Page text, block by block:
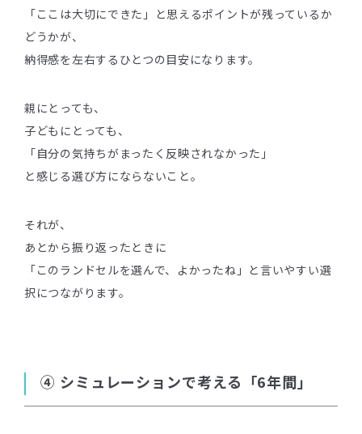
「ここは大切にできた」と思えるポイントが残っているか
どうかが、
納得感を左右するひとつの目安になります。
親にとっても、
子どもにとっても、
「自分の気持ちがまったく反映されなかった」
と感じる選び方にならないこと。
それが、
あとから振り返ったときに
「このランドセルを選んで、よかったね」と言いやすい選
択につながります。
④ シミュレーションで考える「6年間」